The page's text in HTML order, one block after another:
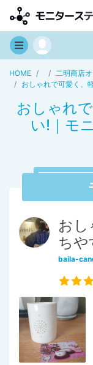
HOME
二明商店
おしゃれで可愛く、
おしゃれ
い!｜モ
おし
ちや
baila-